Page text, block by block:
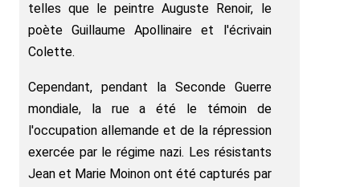
telles que le peintre Auguste Renoir, le
poète Guillaume Apollinaire et l'écrivain
Colette.
Cependant, pendant la Seconde Guerre
mondiale, la rue a été le témoin de
l'occupation allemande et de la répression
exercée par le régime nazi. Les résistants
Jean et Marie Moinon ont été capturés par